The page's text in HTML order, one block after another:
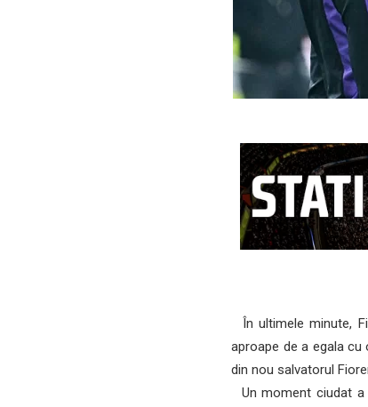
În ultimele minute,
aproape de a egala
din nou salvatorul
Un moment ciudat a